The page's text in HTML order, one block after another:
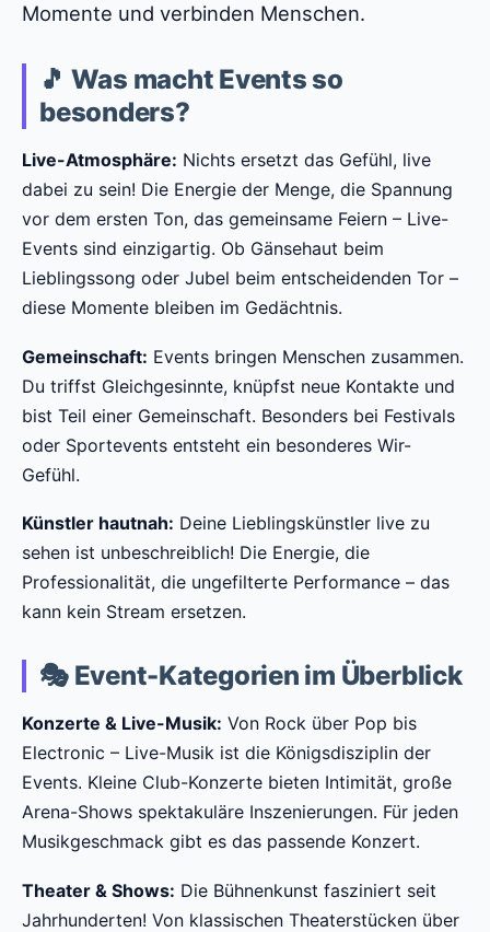
Momente und verbinden Menschen.
🎵 Was macht Events so
besonders?
Live-Atmosphäre: Nichts ersetzt das Gefühl, live
dabei zu sein! Die Energie der Menge, die Spannung
vor dem ersten Ton, das gemeinsame Feiern – Live-
Events sind einzigartig. Ob Gänsehaut beim
Lieblingssong oder Jubel beim entscheidenden Tor –
diese Momente bleiben im Gedächtnis.
Gemeinschaft: Events bringen Menschen zusammen.
Du triffst Gleichgesinnte, knüpfst neue Kontakte und
bist Teil einer Gemeinschaft. Besonders bei Festivals
oder Sportevents entsteht ein besonderes Wir-
Gefühl.
Künstler hautnah: Deine Lieblingskünstler live zu
sehen ist unbeschreiblich! Die Energie, die
Professionalität, die ungefilterte Performance – das
kann kein Stream ersetzen.
🎭 Event-Kategorien im Überblick
Konzerte & Live-Musik: Von Rock über Pop bis
Electronic – Live-Musik ist die Königsdisziplin der
Events. Kleine Club-Konzerte bieten Intimität, große
Arena-Shows spektakuläre Inszenierungen. Für jeden
Musikgeschmack gibt es das passende Konzert.
Theater & Shows: Die Bühnenkunst fasziniert seit
Jahrhunderten! Von klassischen Theaterstücken über